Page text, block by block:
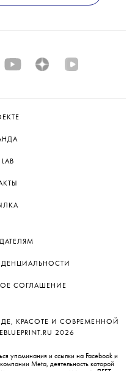
LAB
СОГЛАШЕНИЕ
КРАСОТЕ И СОВРЕМЕННОЙ
2026
упоминания и ссылки на Facebook и
Meta, деятельность которой